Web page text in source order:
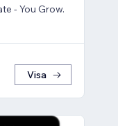
- You Grow.
Visa